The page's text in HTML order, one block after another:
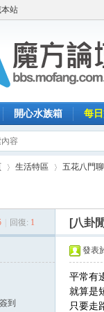
站
開心水族箱 每
生活特區 五花八門
回復: 1 [八卦
到
發表
平常有
就算是
只要走